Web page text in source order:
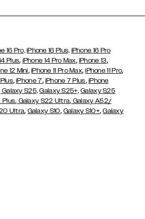
16 Pro, iPhone 16 Plus, iPhone 16 Pro
Plus, iPhone 14 Pro Max, iPhone 13,
12 Mini, iPhone 11 Pro Max,iPhone 11 Pro,
,iPhone 7, iPhone 7 Plus, iPhone
S25, Galaxy S25+, Galaxy S25
Plus, Galaxy S22 Ultra, Galaxy A52/
Ultra, Galaxy S10, Galaxy S10+,Galaxy